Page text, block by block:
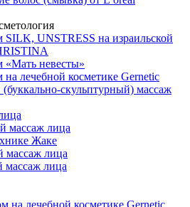
SILK, UNSTRESS на израильской
«Мать невесты»
на лечебной косметике Gernetic
скульптурный) массаж
массаж лица
Жаке
массаж лица
массаж лица